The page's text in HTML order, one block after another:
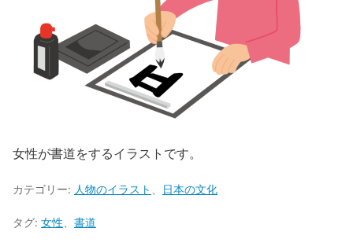
女性が書道をするイラストです。
カテゴリー: 人物のイラスト 日本の文化
タグ: 女性 書道